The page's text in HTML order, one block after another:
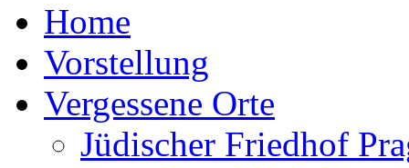
Home
Vorstellung
Vergessene Orte
Jüdischer Friedhof